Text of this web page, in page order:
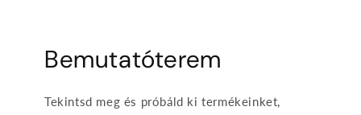
Bemutatóterem
Tekintsd meg és próbáld ki termékeinket,